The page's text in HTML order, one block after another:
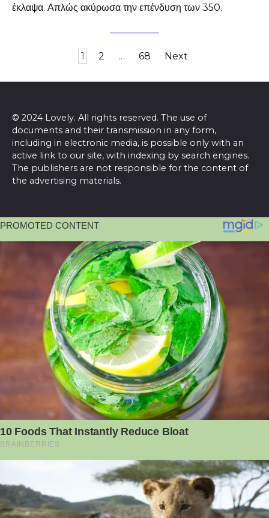
έκλαψα. Απλώς ακύρωσα την επένδυση των 350.
1 2 … 68 Next
© 2024 Lovely. All rights reserved. The use of
documents and their transmission in any form,
including in electronic media, is possible only with an
active link to our site, with indexing by search engines.
The publishers are not responsible for the content of
the advertising materials.